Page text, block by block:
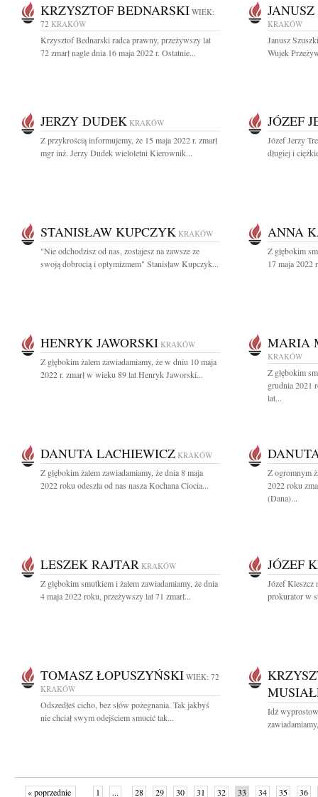
KRZYSZTOF BEDNARSKI WIEK:
72 KRAKÓW
Krzysztof Bednarski radca prawny, przeżywszy lat
72 zmarł nagle dnia 16 maja 2022 r. Ostatnie...
KRAKÓW
Janusz
Wujek
JERZY DUDEK KRAKÓW
Z przykrością informujemy, że 15 maja 2022 r. zmarł
mgr inż. Jerzy Dudek wieloletni Kierownik...
JÓZEF
Józef Jerzy
długiej i
STANISŁAW KUPCZYK KRAKÓW
"Nie odchodzisz od nas, zostajesz na zawsze ze
swoją dobrocią i optymizmem" Stanisław Kupczyk...
ANNA
Z głębokim
17 maja 2022
HENRYK JAWORSKI KRAKÓW
Z głębokim żalem zawiadamiamy, że w dniu 10 maja
2022 r. zmarł w wieku 89 lat Henryk Jaworski...
MARIA
KRAKÓW
Z głębokim
grudnia 2021
lat...
DANUTA LACHIEWICZ KRAKÓW
Z głębokim żalem zawiadamiamy, że dnia 8 maja
2022 roku odeszła od nas nasza Kochana Ciocia...
Z ogromnym
2022 roku
(Dana)...
LESZEK RAJTAR KRAKÓW
Z głębokim smutkiem i żalem zawiadamiamy, że dnia
4 maja 2022 roku, przeżywszy lat 71 zmarł...
JÓZEF
Józef Kleszcz
prokurator w
TOMASZ ŁOPUSZYŃSKI WIEK: 72
KRAKÓW
Odszedłeś cicho, bez słów pożegnania. Tak jakbyś
nie chciał swym odejściem smucić tak...
Idź
« poprzednie 1 ... 28 29 30 31 32 33 34 35 36